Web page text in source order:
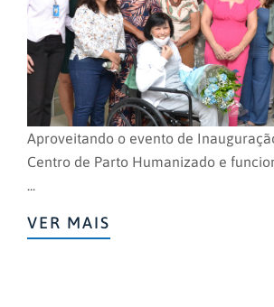
Aproveitando o evento de
Centro de Parto Humanizado e
...
VER MAIS